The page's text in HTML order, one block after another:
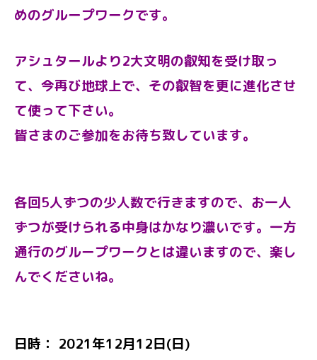
めのグループワークです。
アシュタールより2大文明の叡知を受け取っ
て、今再び地球上で、その叡智を更に進化させ
て使って下さい。
皆さまのご参加をお待ち致しています。
各回5人ずつの少人数で行きますので、 お一人
ずつが受けられる中身はかなり濃いです。一方
通行のグループワークとは違いますので、楽し
んでくださいね。
日時： 2021年12月12日(日)